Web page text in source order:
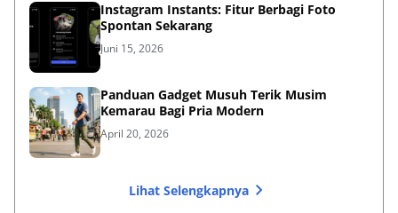
Instagram Instants: Fitur Berbagi Foto
Spontan Sekarang
Juni 15, 2026
Panduan Gadget Musuh Terik Musim
Kemarau Bagi Pria Modern
April 20, 2026
Lihat Selengkapnya